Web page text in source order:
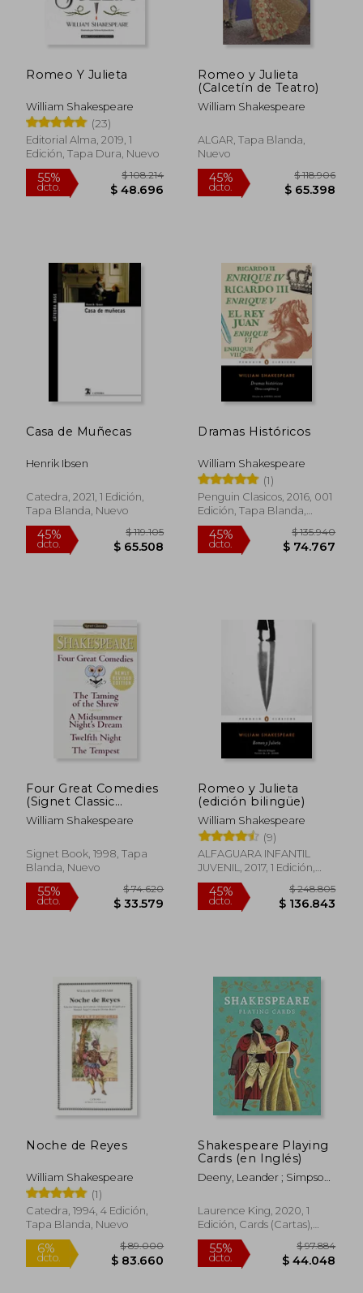
55%
dcto.
Romeo Y Julieta
William Shakespeare
(23)
Editorial Alma, 2019, 1
Edición, Tapa Dura, Nuevo
55%
Romeo y Julieta
(Calcetín de Teatro)
William Shakespeare
ALGAR, Tapa Blanda,
Nuevo
45%
Casa de Muñecas
Henrik Ibsen
Catedra, 2021, 1 Edición,
Tapa Blanda, Nuevo
$ 65.508
Dramas Históricos
William Shakespeare
(1)
Penguin Clasicos, 2016, 001
Edición, Tapa Blanda,
Nuevo
45%
dcto.
$
$
Four Great Comedies
(Signet Classic
Shakespeare) (en
Inglés)
William Shakespeare
Signet Book, 1998, Tapa
Blanda, Nuevo
Romeo y Julieta
(edición bilingüe)
William Shakespeare
(9)
ALFAGUARA INFANTIL
JUVENIL, 2017, 1 Edición,
Tapa Dura,
Noche de Reyes
William Shakespeare
(1)
Catedra, 1994, 4 Edición,
Tapa Blanda, Nuevo
Shakespeare Playing
Cards (en Inglés)
Deeny, Leander ; Simpson,
Laurence King, 2020, 1
Edición, Cards (Cartas),
Nuevo